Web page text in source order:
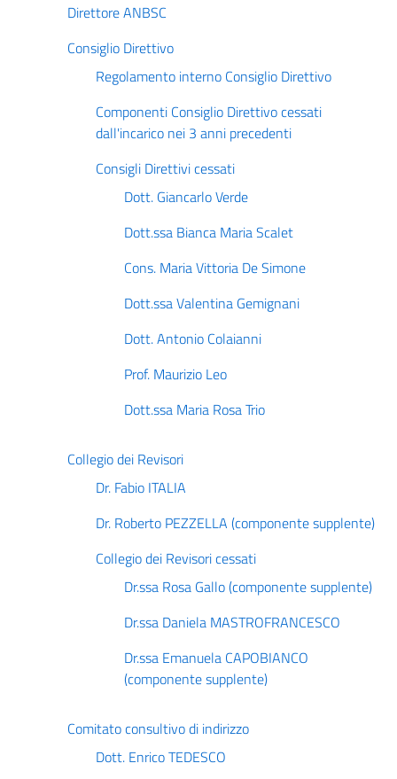
Direttore ANBSC
Consiglio Direttivo
Regolamento interno Consiglio Direttivo
Componenti Consiglio Direttivo cessati
dall'incarico nei 3 anni precedenti
Consigli Direttivi cessati
Dott. Giancarlo Verde
Dott.ssa Bianca Maria Scalet
Cons. Maria Vittoria De Simone
Dott.ssa Valentina Gemignani
Dott. Antonio Colaianni
Prof. Maurizio Leo
Dott.ssa Maria Rosa Trio
Collegio dei Revisori
Dr. Fabio ITALIA
Dr. Roberto PEZZELLA (componente supplente)
Collegio dei Revisori cessati
Dr.ssa Rosa Gallo (componente supplente)
Dr.ssa Daniela MASTROFRANCESCO
Dr.ssa Emanuela CAPOBIANCO
(componente supplente)
Comitato consultivo di indirizzo
Dott. Enrico TEDESCO